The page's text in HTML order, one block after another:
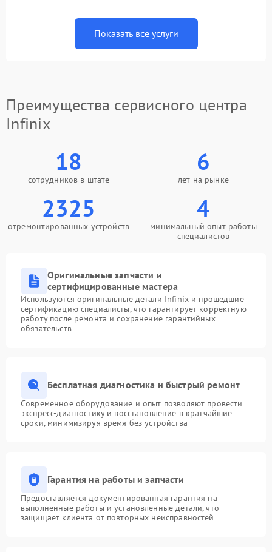
Показать все услуги
Преимущества сервисного центра
Infinix
18
сотрудников в штате
6
лет на рынке
2325
отремонтированных устройств
4
минимальный опыт работы
специалистов
Оригинальные запчасти и
сертифицированные мастера
Используются оригинальные детали Infinix и прошедшие
сертификацию специалисты, что гарантирует корректную
работу после ремонта и сохранение гарантийных
обязательств
Бесплатная диагностика и быстрый ремонт
Современное оборудование и опыт позволяют провести
экспресс-диагностику и восстановление в кратчайшие
сроки, минимизируя время без устройства
Гарантия на работы и запчасти
Предоставляется документированная гарантия на
выполненные работы и установленные детали, что
защищает клиента от повторных неисправностей